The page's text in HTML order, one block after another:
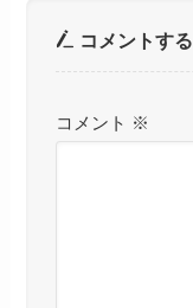
コメントする
コメント ※